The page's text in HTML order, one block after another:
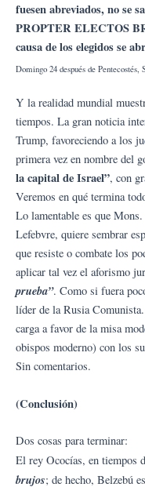
fuesen abreviados, no se
PROPTER ELECTOS
causa de los elegidos se
Domingo 24 después de Pentecostés,
Y la realidad mundial
tiempos. La gran noticia
Trump, favoreciendo a los
primera vez en nombre del
la capital de Israel”, con
Veremos en qué termina
Lo lamentable es que
Lefebvre, quiere sembrar
que resiste o combate los
aplicar tal vez el aforismo
prueba”. Como si fuera
líder de la Rusia
carga a favor de la misa
obispos moderno) con los
Sin comentarios.
(Conclusión)
Dos cosas para terminar:
El rey Ococías, en tiempos
brujos; de hecho, Belzebú